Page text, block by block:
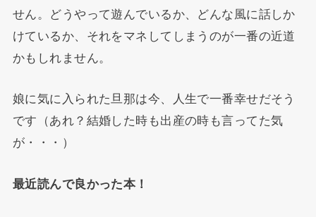
せん。どうやって遊んでいるか、どんな風に話しか
けているか、それをマネしてしまうのが一番の近道
かもしれません。
娘に気に入られた旦那は今、人生で一番幸せだそう
です（あれ？結婚した時も出産の時も言ってた気
が・・・）
最近読んで良かった本！